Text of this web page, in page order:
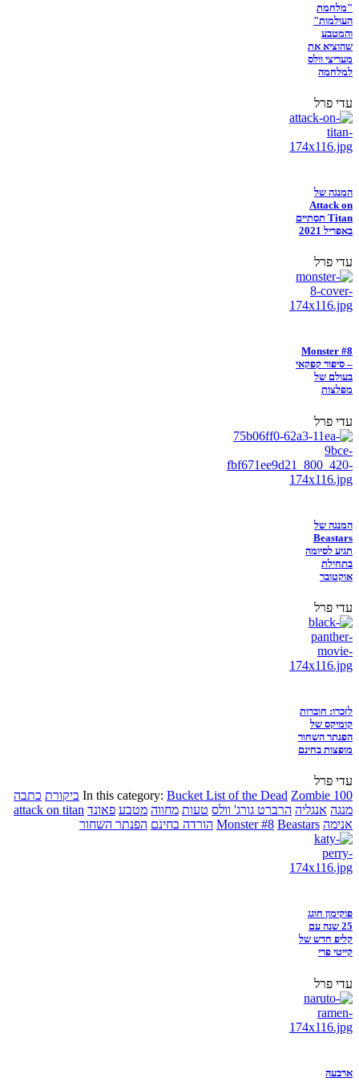
"מלחמת
העולמות"
והמטבע
שהוציא את
מעריצי וולס
למלחמה
עדי פרל
המנגה של
Attack on
Titan תסתיים
באפריל 2021
עדי פרל
Monster #8
– סיפור קפקאי
בעולם של
מפלצות
עדי פרל
המנגה של
Beastars
תגיע לסיומה
בתחילת
אוקטובר
עדי פרל
לזכרו: חוברות
קומיקס של
הפנתר השחור
מופצות בחינם
עדי פרל
In this category: Bucket List of the Dead Zombie 100 ביקורת כתבה
מנגה אנגליה הרברט גורג' וולס טעות מחווה מטבע פאונד attack on titan
אנימה
Monster #8 Beastars הורדה בחינם הפנתר השחור
פוקימון חוגג
25 שנה עם
קליפ חדש של
קייטי פרי
עדי פרל
ארבעה